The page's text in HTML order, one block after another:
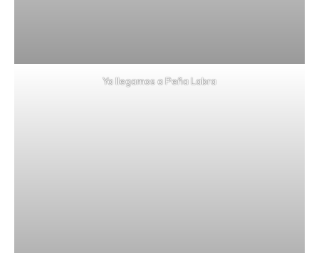
Ya llegamos a Peña Labra